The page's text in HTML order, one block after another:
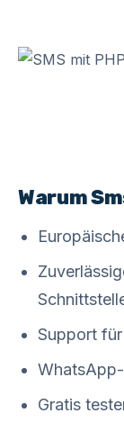
Warum
Support
Gratis